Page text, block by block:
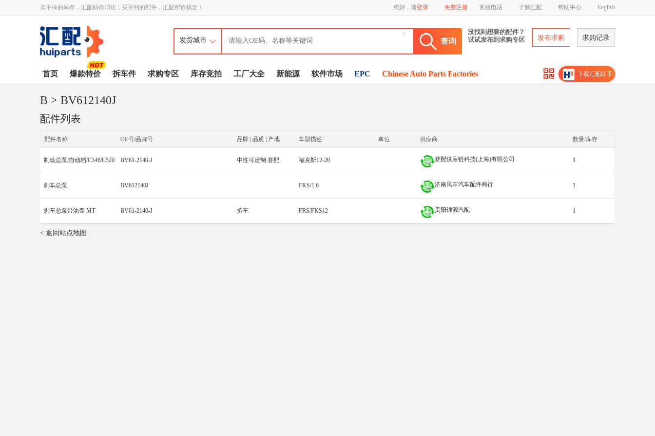
卖不掉的库存，汇配助你消化；买不到的配件，汇配帮你搞定！ 您好，请登录 免费注册 客服电话 了解汇配 帮助中心 English
查询
x
没找到想要的配件？
试试发布到求购专区
发布求购 求购记录
首页 爆款特价 拆车件 求购专区 库存竞拍 工厂大全 新能源 软件市场 EPC Chinese Auto Parts Factories 下载汇配助手
B > BV612140J
配件列表
配件名称 OE号/品牌号 品牌 | 品质 | 产地 车型描述 单位 供应商 数量/库存
制动总泵/自动档/C346/C520 BV61-2140-J 中性可定制 赛配 福克斯12-20 赛配供应链科技(上海)有限公司 1
刹车总泵 BV612140J FKS/1.6 济南民丰汽车配件商行 1
刹车总泵带油壶 MT BV61-2140-J 拆车 FRS/FKS12 贵阳锦源汽配 1
< 返回站点地图